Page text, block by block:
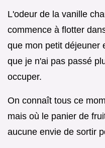
L'odeur de la vanille
commence à flotter
que mon petit déjeuner
que je n'ai pas passé
occuper.
On connaît tous ce
mais où le panier de
aucune envie de sortir